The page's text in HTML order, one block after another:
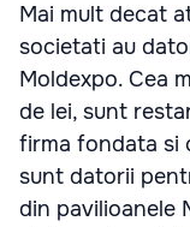
Mai mult decat
societati au
Moldexpo. Cea
de lei, sunt
firma fondata si
sunt datorii
din pavilioanele